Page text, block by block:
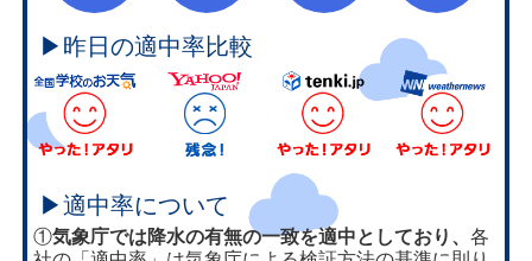
▶昨日の適中率比較
▶適中率について
①気象庁では降水の有無の一致を適中としており、各